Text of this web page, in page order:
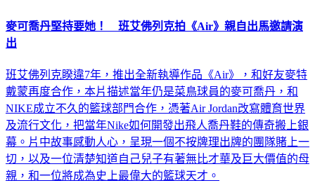
麥可喬丹堅持要她！ 班艾佛列克拍《Air》親自出馬邀請演
出
班艾佛列克睽違7年，推出全新執導作品《Air》，和好友麥特
戴蒙再度合作，本片描述當年仍是菜鳥球員的麥可喬丹，和
NIKE成立不久的籃球部門合作，憑著Air Jordan改寫體育世界
及流行文化，把當年Nike如何開發出飛人喬丹鞋的傳奇搬上銀
幕。片中故事感動人心，呈現一個不按牌理出牌的團隊賭上一
切，以及一位清楚知道自己兒子有著無比才華及巨大價值的母
親，和一位將成為史上最偉大的籃球天才。